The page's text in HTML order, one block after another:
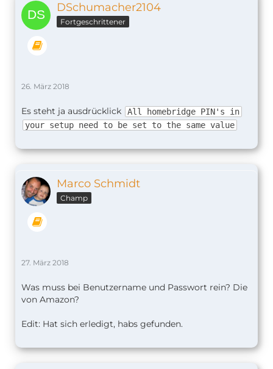
DSchumacher2104
Fortgeschrittener
26. März 2018
Es steht ja ausdrücklick
All homebridge PIN's in
your setup need to be set to the same value
Marco Schmidt
Champ
27. März 2018
Was muss bei Benutzername und Passwort rein? Die
von Amazon?
Edit: Hat sich erledigt, habs gefunden.